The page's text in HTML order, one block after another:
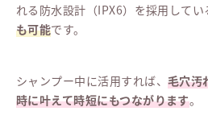
れる防水設計（IPX6）を採用して
も可能です。
シャンプー中に活用すれば、 毛穴汚
時に叶えて時短にもつながります。